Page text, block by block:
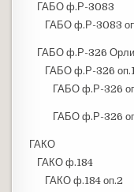
ГАБО ф.Р-3083
ГАБО ф.Р-3083
ГАБО ф.Р-326
ГАБО ф.Р-326
ГАБО ф.Р-326
ГАБО ф.Р-326
ГАКО
ГАКО ф.184
ГАКО ф.184 оп.2